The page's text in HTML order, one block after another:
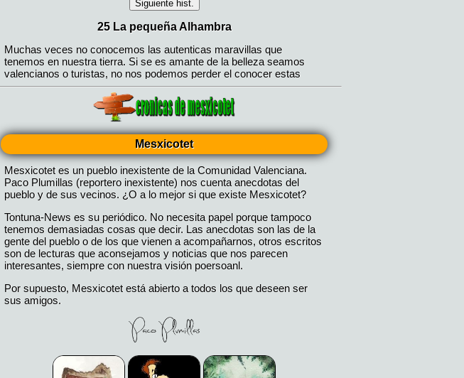
Mesxicotet
Mesxicotet es un pueblo inexistente de la Comunidad Valenciana.
Paco Plumillas (reportero inexistente) nos cuenta anecdotas del
pueblo y de sus vecinos. ¿O a lo mejor si que existe Mesxicotet?
Tontuna-News es su periódico. No necesita papel porque tampoco
tenemos demasiadas cosas que decir. Las anecdotas son las de la
gente del pueblo o de los que vienen a acompañarnos, otros escritos
son de lecturas que aconsejamos y noticias que nos parecen
interesantes, siempre con nuestra visión poersoanl.
Por supuesto, Mesxicotet está abierto a todos los que deseen ser
sus amigos.